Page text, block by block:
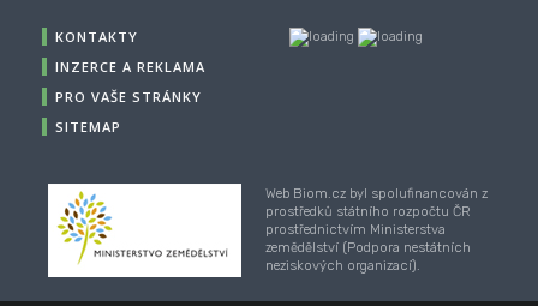
KONTAKTY
INZERCE A REKLAMA
PRO VAŠE STRÁNKY
SITEMAP
Web Biom.cz byl spolufinancován z
prostředků státního rozpočtu ČR
prostřednictvím Ministerstva
zemědělství (Podpora nestátních
neziskových organizací).